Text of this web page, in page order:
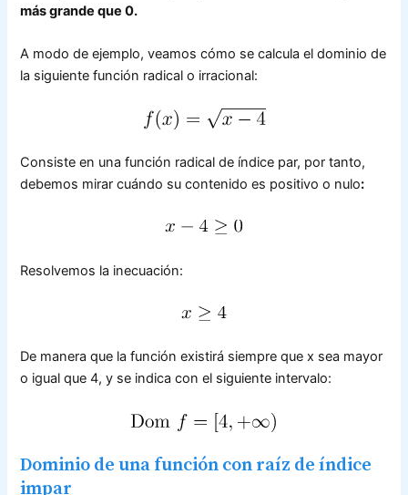
más grande que 0.
A modo de ejemplo, veamos cómo se calcula el dominio de
la siguiente función radical o irracional:
Consiste en una función radical de índice par, por tanto,
debemos mirar cuándo su contenido es positivo o nulo:
Resolvemos la inecuación:
De manera que la función existirá siempre que x sea mayor
o igual que 4, y se indica con el siguiente intervalo:
Dominio de una función con raíz de índice
impar